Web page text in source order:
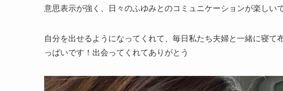
意思表示が強く、日々のふゆみとのコミュニケーションが楽しいで
自分を出せるようになってくれて、毎日私たち夫婦と一緒に寝て
っぱいです！出会ってくれてありがとう